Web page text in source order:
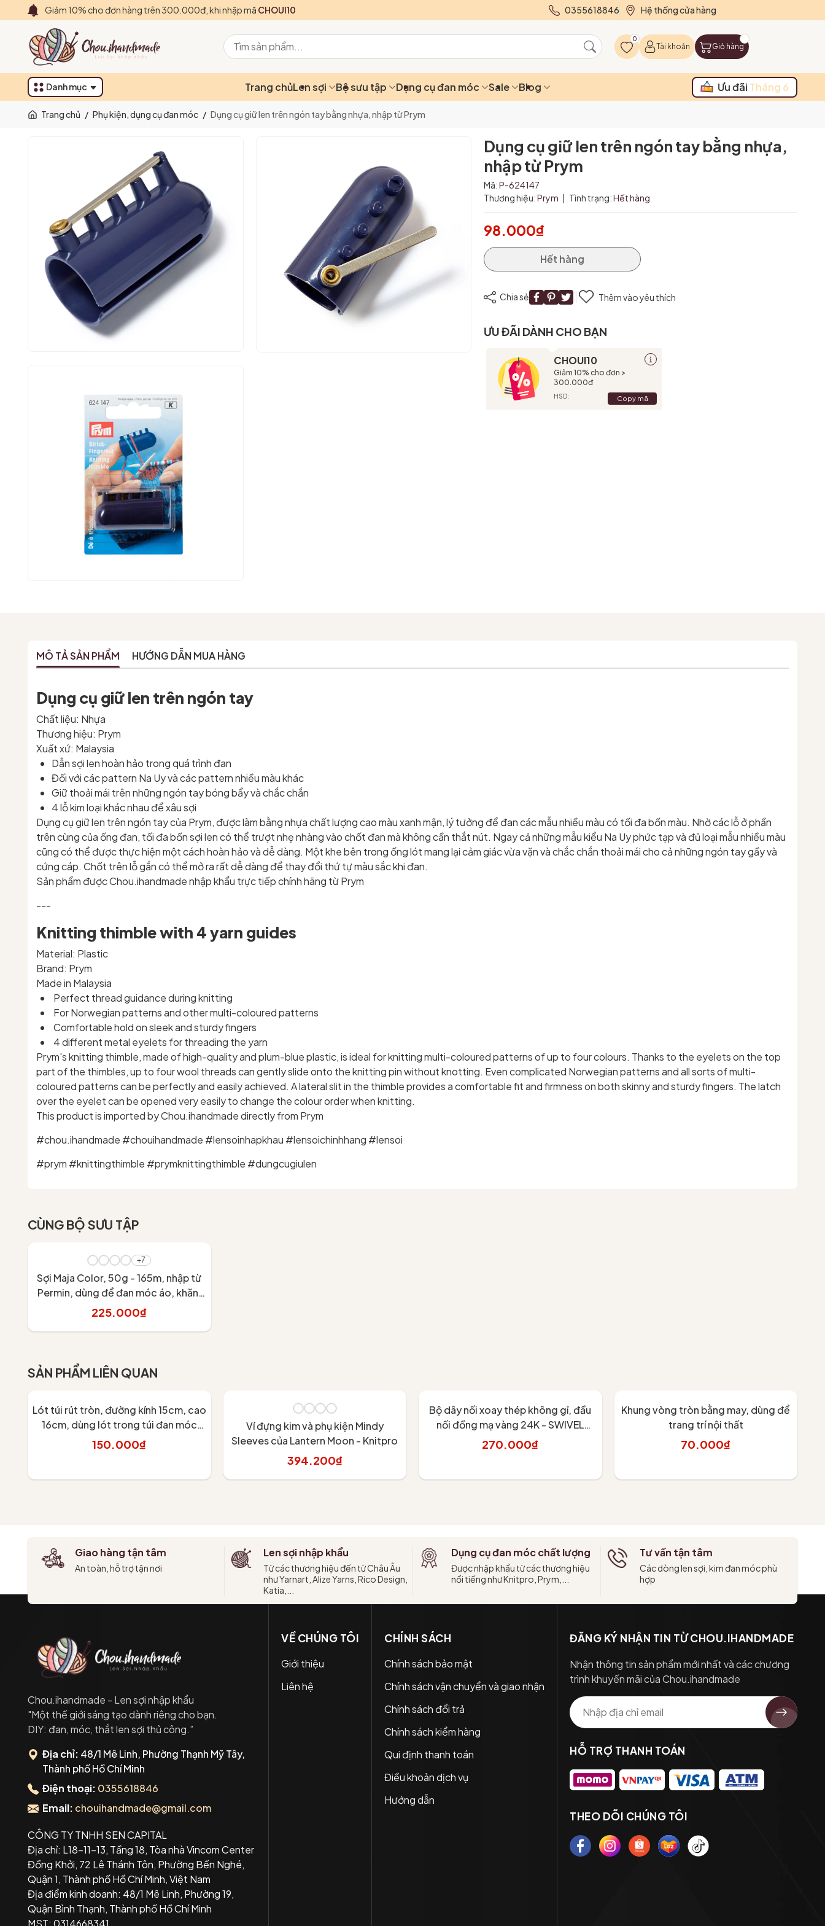
Giảm 10% cho đơn hàng trên 300.000đ, khi nhập mã CHOUI10 0355618846 Hệ thống cửa hàng
0
Tài khoản Giỏ hàng
Danh mục Trang chủLen sợi Bộ sưu tập Dụng cụ đan móc Sale Blog Ưu đãi Tháng 6
Trang chủ / Phụ kiện, dụng cụ đan móc / Dụng cụ giữ len trên ngón tay bằng nhựa, nhập từ Prym
Dụng cụ giữ len trên ngón tay bằng nhựa,
nhập từ Prym
Mã:P-624147
Thương hiệu:Prym | Tình trạng:Hết hàng
98.000₫
Hết hàng
Chia sẻ Thêm vào yêu thích
ƯU ĐÃI DÀNH CHO BẠN
CHOUI10
Giảm 10% cho đơn >
300.000đ
HSD: Copy mã
MÔ TẢ SẢN PHẨM HƯỚNG DẪN MUA HÀNG
Dụng cụ giữ len trên ngón tay
Chất liệu: Nhựa
Thương hiệu: Prym
Xuất xứ: Malaysia
Dẫn sợi len hoàn hảo trong quá trình đan
Đối với các pattern Na Uy và các pattern nhiều màu khác
Giữ thoải mái trên những ngón tay bóng bẩy và chắc chắn
4 lỗ kim loại khác nhau để xâu sợi
Dụng cụ giữ len trên ngón tay của Prym, được làm bằng nhựa chất lượng cao màu xanh mận, lý tưởng để đan các mẫu nhiều màu có tối đa bốn màu. Nhờ các lỗ ở phần
trên cùng của ống đan, tối đa bốn sợi len có thể trượt nhẹ nhàng vào chốt đan mà không cần thắt nút. Ngay cả những mẫu kiểu Na Uy phức tạp và đủ loại mẫu nhiều màu
cũng có thể được thực hiện một cách hoàn hảo và dễ dàng. Một khe bên trong ống lót mang lại cảm giác vừa vặn và chắc chắn thoải mái cho cả những ngón tay gầy và
cứng cáp. Chốt trên lỗ gắn có thể mở ra rất dễ dàng để thay đổi thứ tự màu sắc khi đan.
Sản phẩm được Chou.ihandmade nhập khẩu trực tiếp chính hãng từ Prym
---
Knitting thimble with 4 yarn guides
Material: Plastic
Brand: Prym
Made in Malaysia
Perfect thread guidance during knitting
For Norwegian patterns and other multi-coloured patterns
Comfortable hold on sleek and sturdy fingers
4 different metal eyelets for threading the yarn
Prym's knitting thimble, made of high-quality and plum-blue plastic, is ideal for knitting multi-coloured patterns of up to four colours. Thanks to the eyelets on the top
part of the thimbles, up to four wool threads can gently slide onto the knitting pin without knotting. Even complicated Norwegian patterns and all sorts of multi-
coloured patterns can be perfectly and easily achieved. A lateral slit in the thimble provides a comfortable fit and firmness on both skinny and sturdy fingers. The latch
over the eyelet can be opened very easily to change the colour order when knitting.
This product is imported by Chou.ihandmade directly from Prym
#chou.ihandmade #chouihandmade #lensoinhapkhau #lensoichinhhang #lensoi
#prym #knittingthimble #prymknittingthimble #dungcugiulen
CÙNG BỘ SƯU TẬP
+7
Sợi Maja Color, 50g - 165m, nhập từ
Permin, dùng để đan móc áo, khăn,
váy
225.000₫
SẢN PHẨM LIÊN QUAN
Lót túi rút tròn, đường kính 15cm, cao
16cm, dùng lót trong túi đan móc
handmade
150.000₫
Ví đựng kim và phụ kiện Mindy
Sleeves của Lantern Moon - Knitpro
394.200₫
Bộ dây nối xoay thép không gỉ, đầu
nối đồng mạ vàng 24K - SWIVEL
CORD - Lantern Moon, Knitpro
270.000₫
Khung vòng tròn bằng may, dùng để
trang trí nội thất
70.000₫
Giao hàng tận tâm
An toàn, hỗ trợ tận nơi
Len sợi nhập khẩu
Từ các thương hiệu đến từ Châu Âu
như Yarnart, Alize Yarns, Rico Design,
Katia,...
Dụng cụ đan móc chất lượng
Được nhập khẩu từ các thương hiệu
nổi tiếng như Knitpro, Prym,...
Tư vấn tận tâm
Các dòng len sợi, kim đan móc phù
hợp
Chou.ihandmade - Len sợi nhập khẩu
"Một thế giới sáng tạo dành riêng cho bạn.
DIY: đan, móc, thắt len sợi thủ công.”
Địa chỉ: 48/1 Mê Linh, Phường Thạnh Mỹ Tây,
Thành phố Hồ Chí Minh
Điện thoại: 0355618846
Email: chouihandmade@gmail.com
CÔNG TY TNHH SEN CAPITAL
Địa chỉ: L18-11-13, Tầng 18, Tòa nhà Vincom Center
Đồng Khởi, 72 Lê Thánh Tôn, Phường Bến Nghé,
Quận 1, Thành phố Hồ Chí Minh, Việt Nam
Địa điểm kinh doanh: 48/1 Mê Linh, Phường 19,
Quận Bình Thạnh, Thành phố Hồ Chí Minh
MST: 0314668341
VỀ CHÚNG TÔI
Giới thiệu
Liên hệ
CHÍNH SÁCH
Chính sách bảo mật
Chính sách vận chuyển và giao nhận
Chính sách đổi trả
Chính sách kiểm hàng
Qui định thanh toán
Điều khoản dịch vụ
Hướng dẫn
ĐĂNG KÝ NHẬN TIN TỪ CHOU.IHANDMADE
Nhận thông tin sản phẩm mới nhất và các chương
trình khuyến mãi của Chou.ihandmade
HỖ TRỢ THANH TOÁN
THEO DÕI CHÚNG TÔI